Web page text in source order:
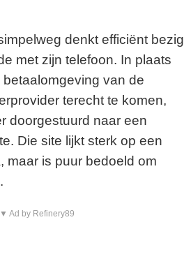
denkt efficiënt bezig
met zijn telefoon. In plaats
van de
terecht te komen,
doorgestuurd naar een
Die site lijkt sterk op een
maar is puur bedoeld om
▼ Ad by Refinery89